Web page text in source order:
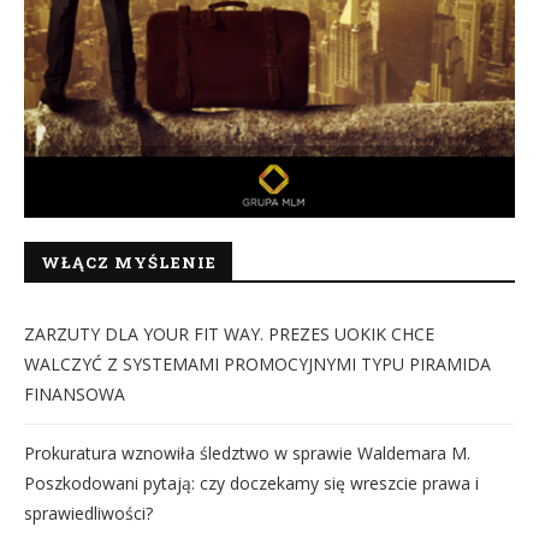
WŁĄCZ MYŚLENIE
ZARZUTY DLA YOUR FIT WAY. PREZES UOKIK CHCE
WALCZYĆ Z SYSTEMAMI PROMOCYJNYMI TYPU PIRAMIDA
FINANSOWA
Prokuratura wznowiła śledztwo w sprawie Waldemara M.
Poszkodowani pytają: czy doczekamy się wreszcie prawa i
sprawiedliwości?